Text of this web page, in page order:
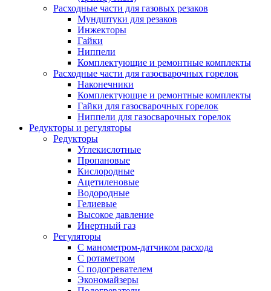
Расходные части для газовых резаков
Мундштуки для резаков
Инжекторы
Гайки
Ниппели
Комплектующие и ремонтные комплекты
Расходные части для газосварочных горелок
Наконечники
Комплектующие и ремонтные комплекты
Гайки для газосварочных горелок
Ниппели для газосварочных горелок
Редукторы и регуляторы
Редукторы
Углекислотные
Пропановые
Кислородные
Ацетиленовые
Водородные
Гелиевые
Высокое давление
Инертный газ
Регуляторы
С манометром-датчиком расхода
С ротаметром
С подогревателем
Экономайзеры